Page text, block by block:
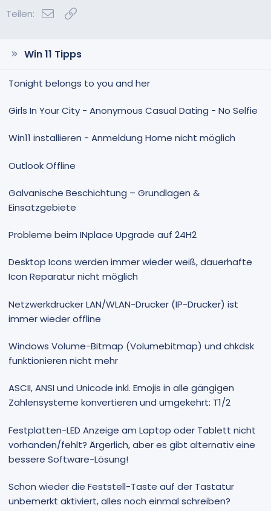
Teilen: E-Mail
Win 11 Tipps
Tonight belongs to you and her
Girls In Your City - Anonymous Casual Dating - No Selfie
Win11 installieren - Anmeldung Home nicht möglich
Outlook Offline
Galvanische Beschichtung – Grundlagen &
Einsatzgebiete
Probleme beim INplace Upgrade auf 24H2
Desktop Icons werden immer wieder weiß, dauerhafte
Icon Reparatur nicht möglich
Netzwerkdrucker LAN/WLAN-Drucker (IP-Drucker) ist
immer wieder offline
Windows Volume-Bitmap (Volumebitmap) und chkdsk
funktionieren nicht mehr
ASCII, ANSI und Unicode inkl. Emojis in alle gängigen
Zahlensysteme konvertieren und umgekehrt: T1/2
Festplatten-LED Anzeige am Laptop oder Tablett nicht
vorhanden/fehlt? Ärgerlich, aber es gibt alternativ eine
bessere Software-Lösung!
Schon wieder die Feststell-Taste auf der Tastatur
unbemerkt aktiviert, alles noch einmal schreiben?